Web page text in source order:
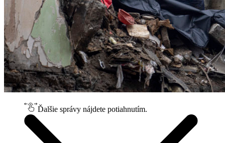
Ďalšie správy nájdete potiahnutím.